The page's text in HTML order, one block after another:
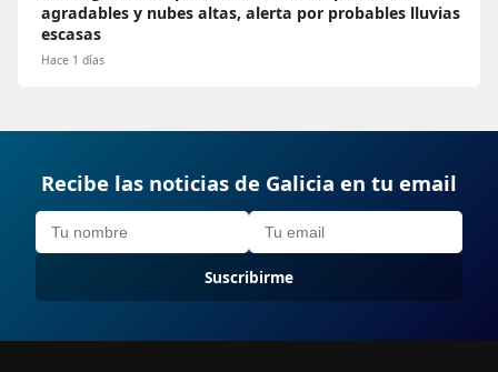
agradables y nubes altas, alerta por probables lluvias
escasas
Hace 1 días
Recibe las noticias de Galicia en tu email
Suscribirme